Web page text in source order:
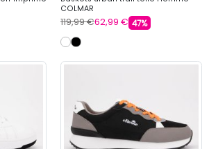
COLMAR
119,99 €62,99 € 47%